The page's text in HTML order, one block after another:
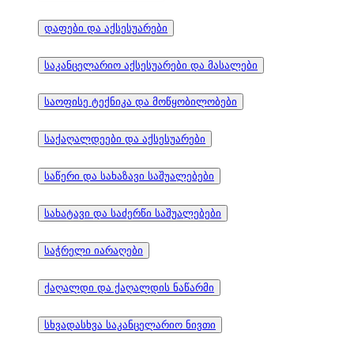
დაფები და აქსესუარები
საკანცელარიო აქსესუარები და მასალები
საოფისე ტექნიკა და მოწყობილობები
საქაღალდეები და აქსესუარები
საწერი და სახაზავი საშუალებები
სახატავი და საძერწი საშუალებები
საჭრელი იარაღები
ქაღალდი და ქაღალდის ნაწარმი
სხვადასხვა საკანცელარიო ნივთი